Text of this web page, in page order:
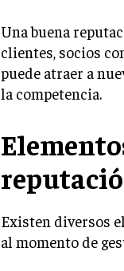
Una buena
clientes, socios
puede atraer a
la competencia.
Existen diversos
al momento de